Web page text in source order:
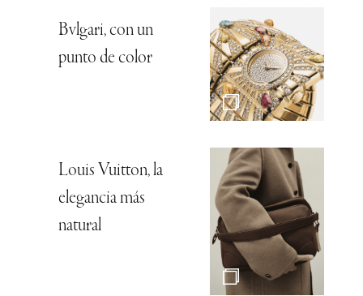
Bvlgari, con un
punto de color
Louis Vuitton, la
elegancia más
natural